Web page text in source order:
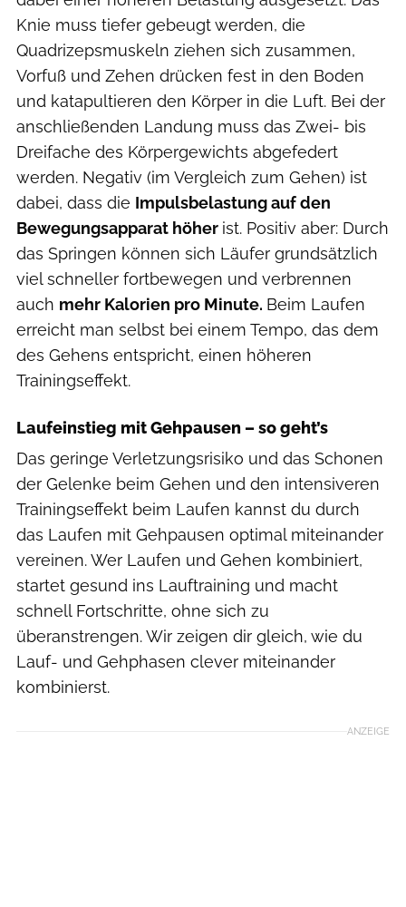
Knie muss tiefer gebeugt werden, die
Quadrizepsmuskeln ziehen sich zusammen,
Vorfuß und Zehen drücken fest in den Boden
und katapultieren den Körper in die Luft. Bei der
anschließenden Landung muss das Zwei- bis
Dreifache des Körpergewichts abgefedert
werden. Negativ (im Vergleich zum Gehen) ist
dabei, dass die Impulsbelastung auf den
Bewegungsapparat höher ist. Positiv aber: Durch
das Springen können sich Läufer grundsätzlich
viel schneller fortbewegen und verbrennen
auch mehr Kalorien pro Minute. Beim Laufen
erreicht man selbst bei einem Tempo, das dem
des Gehens entspricht, einen höheren
Trainingseffekt.
Laufeinstieg mit Gehpausen – so geht’s
Das geringe Verletzungsrisiko und das Schonen
der Gelenke beim Gehen und den intensiveren
Trainingseffekt beim Laufen kannst du durch
das Laufen mit Gehpausen optimal miteinander
vereinen. Wer Laufen und Gehen kombiniert,
startet gesund ins Lauftraining und macht
schnell Fortschritte, ohne sich zu
überanstrengen. Wir zeigen dir gleich, wie du
Lauf- und Gehphasen clever miteinander
kombinierst.
ANZEIGE